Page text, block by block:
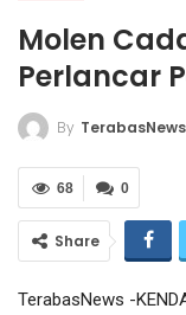
Molen
Perlancar
By TerabasNews
0
68
Share
TerabasNews -